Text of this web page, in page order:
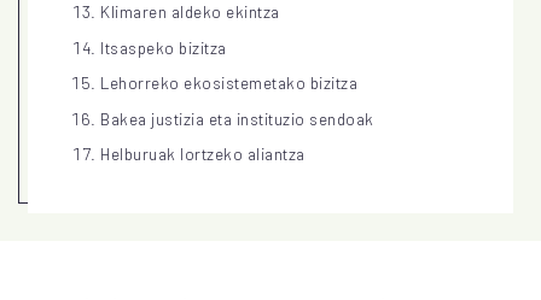
Klimaren aldeko ekintza
Itsaspeko bizitza
Lehorreko ekosistemetako bizitza
Bakea justizia eta instituzio sendoak
Helburuak lortzeko aliantza